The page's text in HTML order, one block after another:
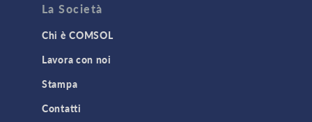
La Società
Chi è COMSOL
Lavora con noi
Stampa
Contatti